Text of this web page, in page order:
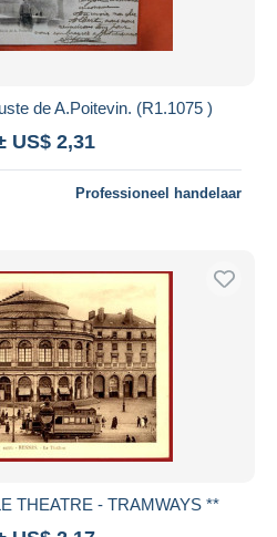
de A.Poitevin. (R1.1075 )
US$ 2,31
Professioneel handelaar
THEATRE - TRAMWAYS **